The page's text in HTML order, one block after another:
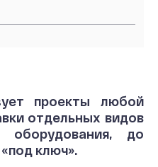
проекты любой
отдельных видов
оборудования, до
ключ».